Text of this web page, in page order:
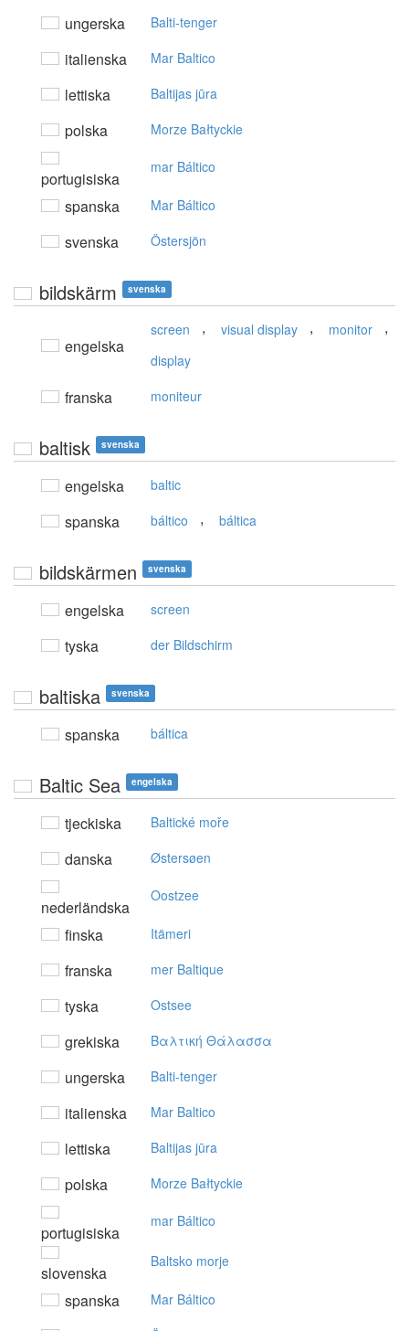
ungerska Balti-tenger
italienska Mar Baltico
lettiska Baltijas jūra
polska Morze Bałtyckie
portugisiska
mar Báltico
spanska Mar Báltico
svenska Östersjön
bildskärm svenska
engelska
screen , visual display , monitor ,
display
franska moniteur
baltisk svenska
engelska baltic
spanska báltico , báltica
bildskärmen svenska
engelska screen
tyska der Bildschirm
baltiska svenska
spanska báltica
Baltic Sea engelska
tjeckiska Baltické moře
danska Østersøen
nederländska
Oostzee
finska Itämeri
franska mer Baltique
tyska Ostsee
grekiska Bαλτική Θάλασσα
ungerska Balti-tenger
italienska Mar Baltico
lettiska Baltijas jūra
polska Morze Bałtyckie
portugisiska
mar Báltico
slovenska
Baltsko morje
spanska Mar Báltico